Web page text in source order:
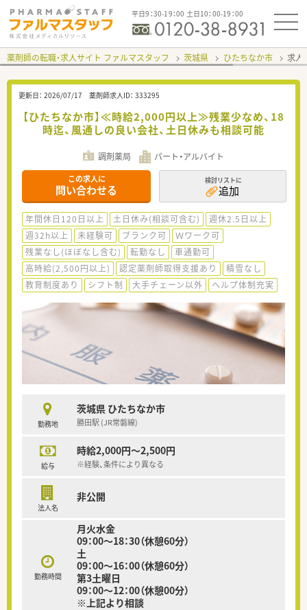
平日9：30-19：00 土日10：00-19：00
薬剤師の転職・求人サイト ファルマスタッフ 茨城県 ひたちなか市 求人
更新日： 2026/07/17 薬剤師求人ID： 333295
【ひたちなか市】≪時給2,000円以上≫残業少なめ、18
時迄、風通しの良い会社、土日休みも相談可能
調剤薬局 パート・アルバイト
この求人に
問い合わせる
検討リストに
追加
年間休日120日以上 土日休み(相談可含む)
週休2.5日以上
週32h以上
未経験可 ブランク可
Ｗワーク可
残業なし(ほぼなし含む)
転勤なし
車通勤可
高時給(2,500円以上)
認定薬剤師取得支援あり
積雪なし
教育制度あり
シフト制 大手チェーン以外 ヘルプ体制充実
勤務地
茨城県 ひたちなか市
勝田駅 (JR常磐線)
給与
時給2,000円～2,500円
※経験、条件により異なる
法人名
非公開
勤務時間
月火水金
09：00～18：30（休憩60分）
土
09：00～16：00（休憩60分）
第3土曜日
09：00～12：00（休憩00分）
※上記より相談